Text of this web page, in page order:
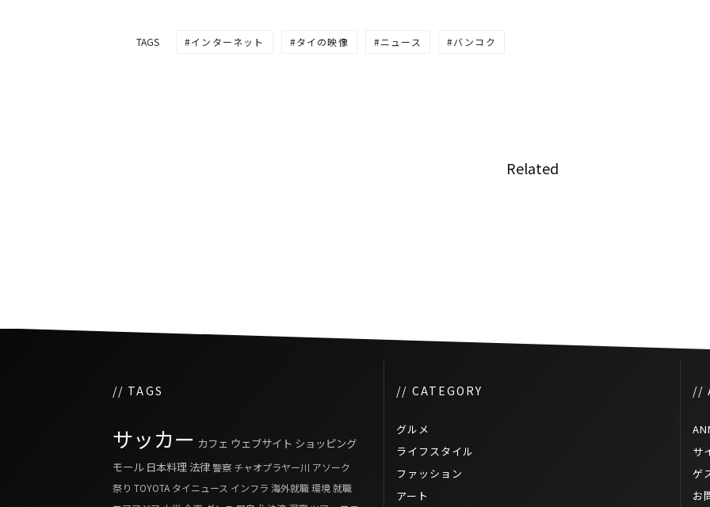
TAGS インターネット タイの映像 ニュース バンコク
Related
// TAGS
サッカー カフェ ウェブサイト ショッピング
モール 日本料理 法律警察 チャオプラヤー川 アソーク
祭り TOYOTA タイニュース インフラ 海外就職環境就職
// CATEGORY
グルメ
ライフスタイル
ファッション
アート
//
サ
ゲ
お